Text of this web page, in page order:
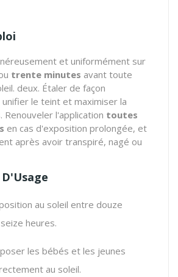
et uniformément sur
trente minutes avant toute
deux. Étaler de façon
le teint et maximiser la
l'application toutes
en cas d'exposition prolongée, et
après avoir transpiré, nagé ou
au soleil entre douze
heures.
les bébés et les jeunes
au soleil.